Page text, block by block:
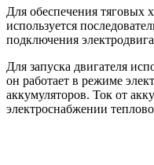
Для обеспечения тяговых
используется
подключения
Для запуска двигателя
он работает в режиме
аккумуляторов. Ток от
электроснабжении